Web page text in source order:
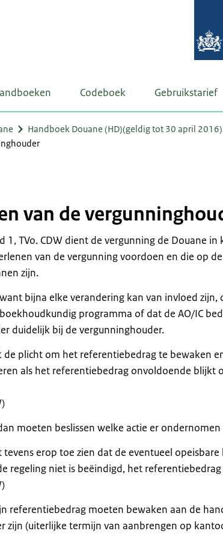
Codeboek Gebruikstarief
Handboek Douane (HD)(geldig tot 30 april 2016)
van de
1, TVo. CDW dient de vergunning de Douane in
van de vergunning voordoen en die op
zijn.
bijna elke verandering kan van invloed
programma of dat de AO/IC
duidelijk bij de vergunninghouder.
de plicht om het referentiebedrag te bewaken
als het referentiebedrag onvoldoende blijkt
moeten beslissen welke actie er
erop toe zien dat de eventueel
regeling niet is beëindigd, het
referentiebedrag moeten bewaken aan de
zijn (uiterlijke termijn van aanbrengen op